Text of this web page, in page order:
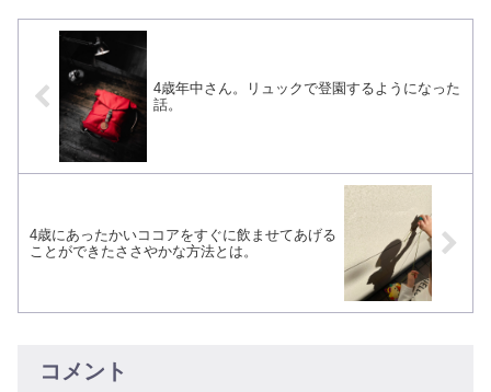
4歳年中さん。リュックで登園するようになった
話。
4歳にあったかいココアをすぐに飲ませてあげる
ことができたささやかな方法とは。
コメント